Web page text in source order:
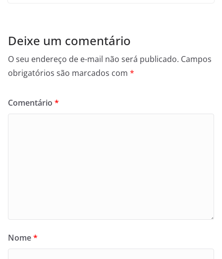
Deixe um comentário
O seu endereço de e-mail não será publicado. Campos
obrigatórios são marcados com *
Comentário *
Nome*